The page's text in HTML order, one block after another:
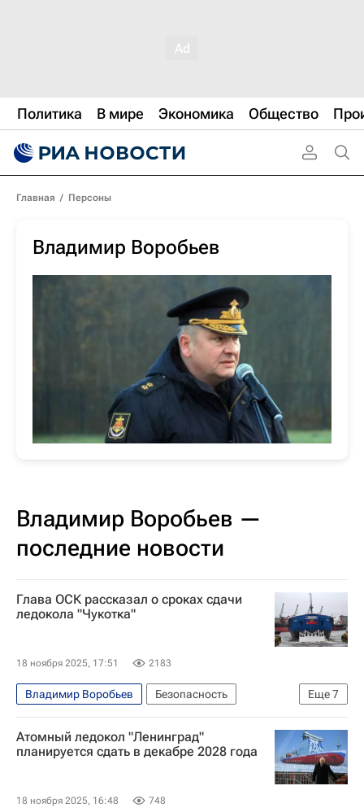
Политика В мире Экономика Общество
Главная / Персоны
Владимир Воробьев
Владимир Воробьев —
последние новости
Глава ОСК рассказал о сроках сдачи
ледокола "Чукотка"
18 ноября 2025, 17:51 2183
Еще7
Владимир Воробьев
Безопасность
Арктика
Россия
Андрей Пучков
Объединенная судостроительная корпорация
Атомный ледокол "Ленинград"
планируется сдать в декабре 2028 года
18 ноября 2025, 16:48 748